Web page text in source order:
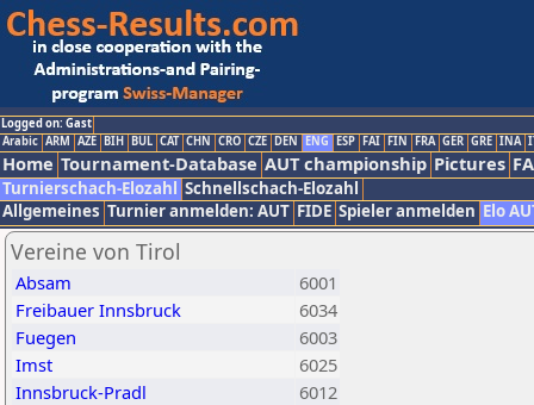
Logged on: Gast
Arabic ARM AZE BIH BUL CAT CHN CRO CZE DEN ENG ESP FAI FIN FRA GER GRE INA
Home Tournament-Database AUT championship Pictures
Turnierschach-Elozahl Schnellschach-Elozahl
Allgemeines Turnier anmelden: AUT FIDE Spieler anmelden Elo
Vereine von Tirol
Absam
6001
Freibauer Innsbruck
6034
Fuegen
6003
Imst
6025
Innsbruck-Pradl
6012